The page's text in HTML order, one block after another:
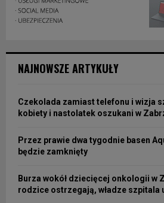
NAJNOWSZE ARTYKUŁY
Czekolada zamiast telefonu i wizja
kobiety i nastolatek oszukani w
Przez prawie dwa tygodnie basen
będzie zamknięty
Burza wokół dziecięcej onkologii w
rodzice ostrzegają, władze szpitala